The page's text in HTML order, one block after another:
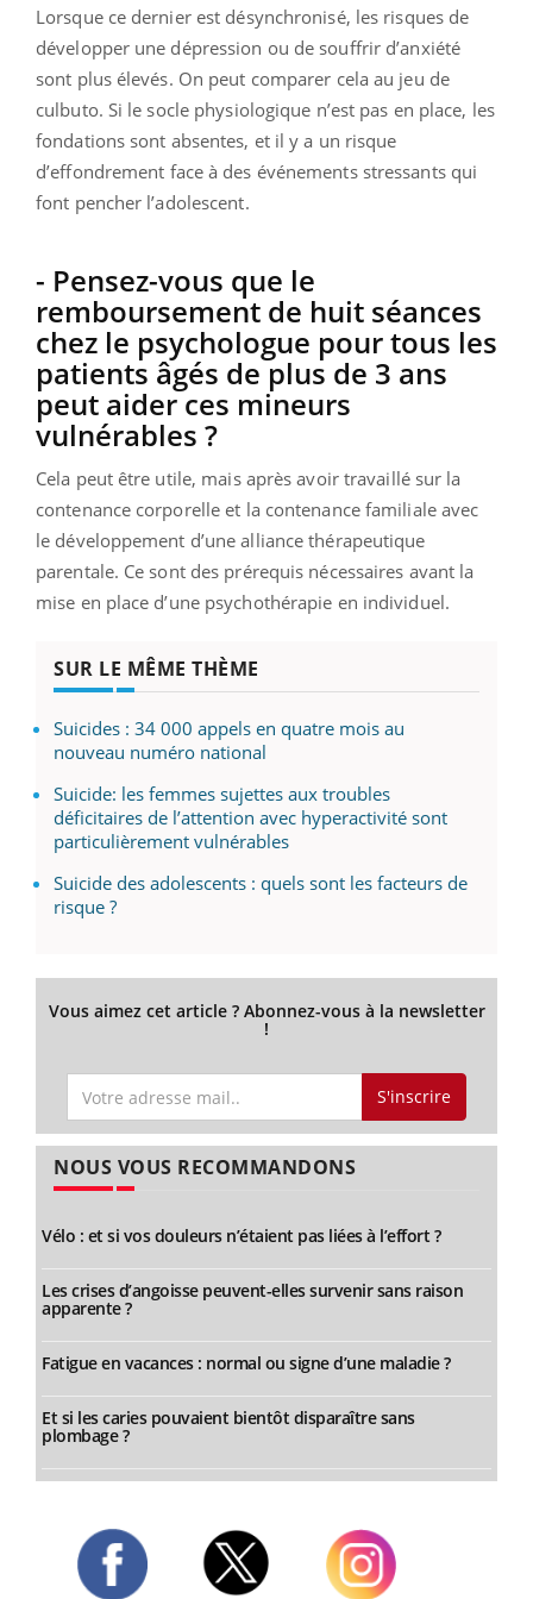
Lorsque ce dernier est désynchronisé, les risques de
développer une dépression ou de souffrir d’anxiété
sont plus élevés. On peut comparer cela au jeu de
culbuto. Si le socle physiologique n’est pas en place, les
fondations sont absentes, et il y a un risque
d’effondrement face à des événements stressants qui
font pencher l’adolescent.
- Pensez-vous que le
remboursement de huit séances
chez le psychologue pour tous les
patients âgés de plus de 3 ans
peut aider ces mineurs
vulnérables ?
Cela peut être utile, mais après avoir travaillé sur la
contenance corporelle et la contenance familiale avec
le développement d’une alliance thérapeutique
parentale. Ce sont des prérequis nécessaires avant la
mise en place d’une psychothérapie en individuel.
SUR LE MÊME THÈME
Suicides : 34 000 appels en quatre mois au
nouveau numéro national
Suicide: les femmes sujettes aux troubles
déficitaires de l’attention avec hyperactivité sont
particulièrement vulnérables
Suicide des adolescents : quels sont les facteurs de
risque ?
Vous aimez cet article ? Abonnez-vous à la newsletter
!
S'inscrire
NOUS VOUS RECOMMANDONS
Vélo : et si vos douleurs n’étaient pas liées à l’effort ?
Les crises d’angoisse peuvent-elles survenir sans raison
apparente ?
Fatigue en vacances : normal ou signe d’une maladie ?
Et si les caries pouvaient bientôt disparaître sans
plombage ?